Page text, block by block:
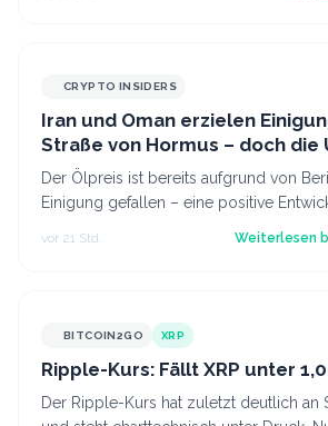
CRYPTO INSIDERS
Iran und Oman erzielen
Straße von Hormus – doch die
sich quer
Der Ölpreis ist bereits aufgrund von
Einigung gefallen – eine positive
vor 21 Std. Weiterlesen
BITCOIN2GO XRP
Ripple-Kurs: Fällt XRP unter
Der Ripple-Kurs hat zuletzt deutlich an